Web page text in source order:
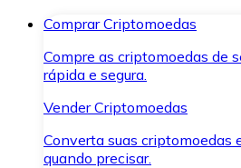
Comprar Criptomoedas
Compre as criptomoedas de
rápida e segura.
Vender Criptomoedas
Converta suas criptomoedas
quando precisar.